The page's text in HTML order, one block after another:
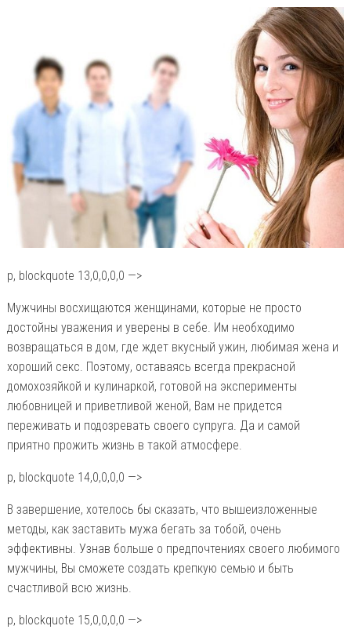
p, blockquote 13,0,0,0,0 —>
Мужчины восхищаются женщинами, которые не просто
достойны уважения и уверены в себе. Им необходимо
возвращаться в дом, где ждет вкусный ужин, любимая жена и
хороший секс. Поэтому, оставаясь всегда прекрасной
домохозяйкой и кулинаркой, готовой на эксперименты
любовницей и приветливой женой, Вам не придется
переживать и подозревать своего супруга. Да и самой
приятно прожить жизнь в такой атмосфере.
p, blockquote 14,0,0,0,0 —>
В завершение, хотелось бы сказать, что вышеизложенные
методы, как заставить мужа бегать за тобой, очень
эффективны. Узнав больше о предпочтениях своего любимого
мужчины, Вы сможете создать крепкую семью и быть
счастливой всю жизнь.
p, blockquote 15,0,0,0,0 —>